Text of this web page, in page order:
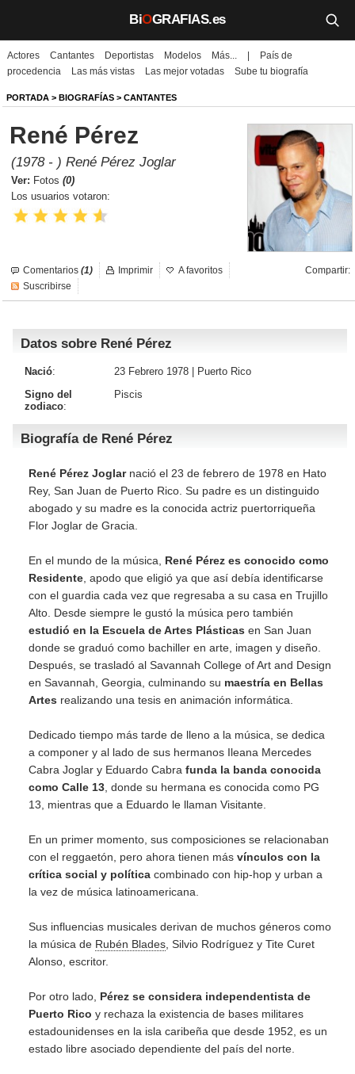
BiOGRAFIAS.es
Biografías
Películas
TV
Música
Un día como hoy
Galerías
Iniciar sesión
Actores Cantantes Deportistas Modelos Más...
País de
procedencia
Las más vistas Las mejor votadas Sube tu biografía
PORTADA > BIOGRAFÍAS > CANTANTES
René Pérez
(1978 - ) René Pérez Joglar
Ver: Fotos (0)
Los usuarios votaron:
Comentarios (1) Compartir:
Imprimir
A favoritos
Suscribirse
Datos sobre René Pérez
Nació: 23 Febrero 1978 |
Puerto Rico
Signo del
zodiaco:
Piscis
Biografía de René Pérez
René Pérez Joglarnació el 23 de febrero de 1978 en Hato
Rey, San Juan de Puerto Rico. Su padre es un distinguido
abogado y su madre es la conocida actriz puertorriqueña
Flor Joglar de Gracia.
En el mundo de la música,
René Pérez es conocido como
Residente , apodo que eligió ya que así debía identificarse
con el guardia cada vez que regresaba a su casa en Trujillo
Alto. Desde siempre le gustó la música pero también
estudió en la Escuela de Artes Plásticas en San Juan
donde se graduó como bachiller en arte, imagen y diseño.
Después, se trasladó al Savannah College of Art and Design
en Savannah, Georgia, culminando su maestría en Bellas
Artes realizando una tesis en animación informática.
Dedicado tiempo más tarde de lleno a la música, se dedica
a componer y al lado de sus hermanos Ileana Mercedes
Cabra Joglar y Eduardo Cabra funda la banda conocida
como Calle 13 , donde su hermana es conocida como PG
13, mientras que a Eduardo le llaman Visitante.
En un primer momento, sus composiciones se relacionaban
con el reggaetón, pero ahora tienen más vínculos con la
crítica social y política combinado con hip-hop y urban a
la vez de música latinoamericana.
Sus influencias musicales derivan de muchos géneros como
la música de Rubén Blades , Silvio Rodríguez y Tite Curet
Alonso, escritor.
Por otro lado, Pérez se considera independentista de
Puerto Rico y rechaza la existencia de bases militares
estadounidenses en la isla caribeña que desde 1952, es un
estado libre asociado dependiente del país del norte.